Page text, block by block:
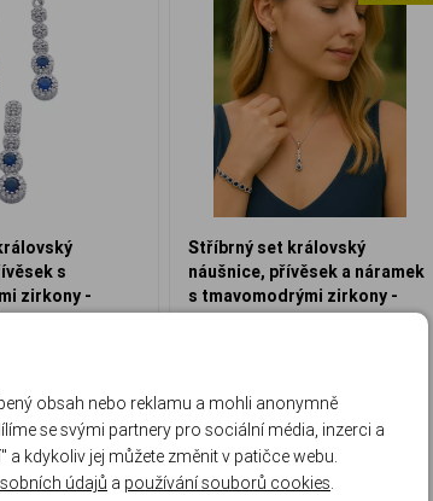
s
zirkony -
Kč
Do košíku
Stříbrný set královský
náušnice, přívěsek a náramek
s tmavomodrými zirkony -
nadčasová elegance
5 790 Kč
Do košíku
obsah nebo reklamu a mohli anonymně
se svými partnery pro sociální média, inzerci a
kdykoliv jej můžete změnit v patičce webu.
údajů a používání souborů cookies.